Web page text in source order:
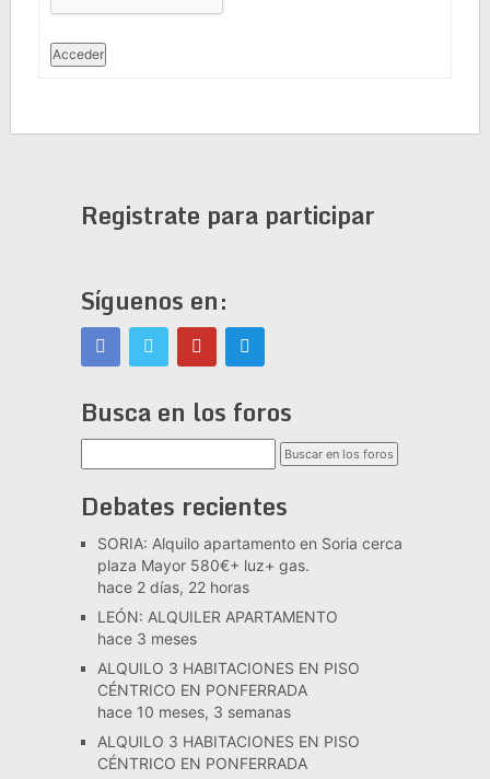
Acceder
Registrate para participar
Síguenos en:
Busca en los foros
Debates recientes
SORIA: Alquilo apartamento en Soria cerca
plaza Mayor 580€+ luz+ gas.
hace 2 días, 22 horas
LEÓN: ALQUILER APARTAMENTO
hace 3 meses
ALQUILO 3 HABITACIONES EN PISO
CÉNTRICO EN PONFERRADA
hace 10 meses, 3 semanas
ALQUILO 3 HABITACIONES EN PISO
CÉNTRICO EN PONFERRADA